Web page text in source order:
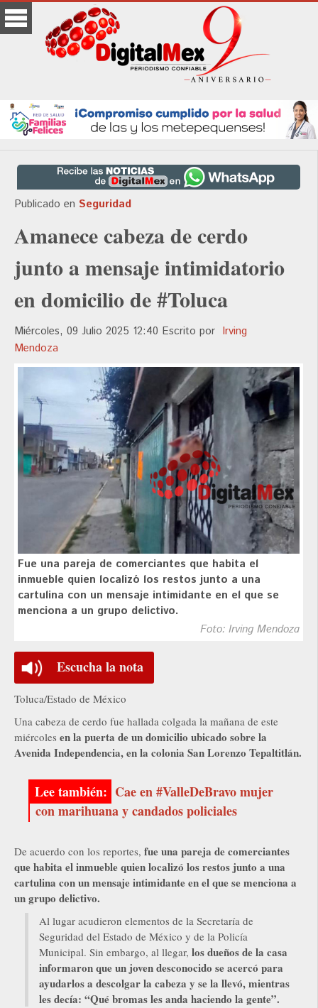
Publicado en Seguridad
Amanece cabeza de cerdo
junto a mensaje intimidatorio
en domicilio de #Toluca
Miércoles, 09 Julio 2025 12:40 Escrito por Irving
Mendoza
Fue una pareja de comerciantes que habita el
inmueble quien localizó los restos junto a una
cartulina con un mensaje intimidante en el que se
menciona a un grupo delictivo.
Foto: Irving Mendoza
Escucha la nota
Toluca/Estado de México
Una cabeza de cerdo fue hallada colgada la mañana de este
miércoles en la puerta de un domicilio ubicado sobre la
Avenida Independencia, en la colonia San Lorenzo Tepaltitlán.
Cae en #ValleDeBravo mujer
con marihuana y candados policiales
De acuerdo con los reportes, fue una pareja de comerciantes
que habita el inmueble quien localizó los restos junto a una
cartulina con un mensaje intimidante en el que se menciona a
un grupo delictivo.
Al lugar acudieron elementos de la Secretaría de
Seguridad del Estado de México y de la Policía
Municipal. Sin embargo, al llegar, los dueños de la casa
informaron que un joven desconocido se acercó para
ayudarlos a descolgar la cabeza y se la llevó, mientras
les decía: “Qué bromas les anda haciendo la gente”.